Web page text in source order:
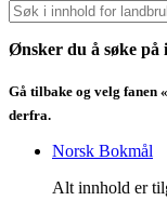
Ønsker du å søke
Gå tilbake og velg fanen
derfra.
Norsk Bokmål
Alt innhold er